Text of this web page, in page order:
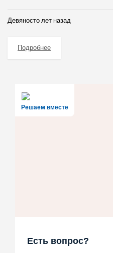
Девяносто лет назад
Подробнее
Решаем вместе
Есть вопрос?